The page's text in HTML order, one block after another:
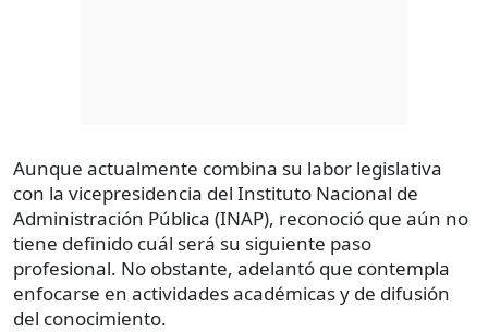
Aunque actualmente combina su labor legislativa
con la vicepresidencia del Instituto Nacional de
Administración Pública (INAP), reconoció que aún no
tiene definido cuál será su siguiente paso
profesional. No obstante, adelantó que contempla
enfocarse en actividades académicas y de difusión
del conocimiento.